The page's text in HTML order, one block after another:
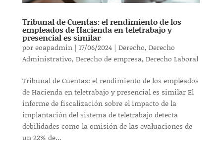
Tribunal de Cuentas: el rendimiento de los
empleados de Hacienda en teletrabajo y
presencial es similar
poreoapadmin| 17/06/2024| Derecho, Derecho
Administrativo, Derecho de empresa, Derecho Laboral
Tribunal de Cuentas: el rendimiento de los empleados
de Hacienda en teletrabajo y presencial es similar El
informe de fiscalización sobre el impacto de la
implantación del sistema de teletrabajo detecta
debilidades como la omisión de las evaluaciones de
un 22% de...